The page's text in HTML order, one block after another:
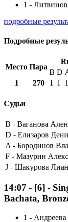
1 -
подробные
Подробные
Место Пара
B D
1
270 1 1 1
Судьи
B - Ваганова
D - Елизаров
A - Бородинов
F - Мазурин
J - Шакурова
14:07 - [6] -
Bachata,
1 -